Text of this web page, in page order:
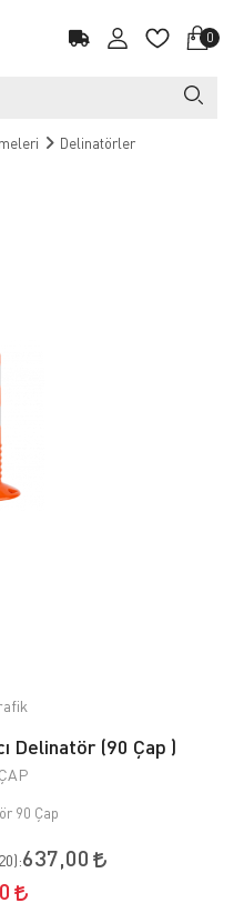
0
Delinatörler
Delinatör (90 Çap )
90 Çap
):637,00